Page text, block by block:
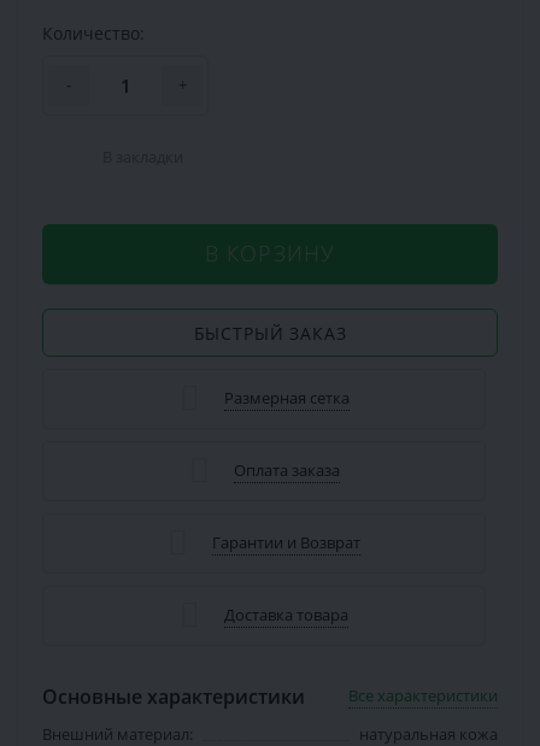
Количество:
- +
В КОРЗИНУ
БЫСТРЫЙ ЗАКАЗ
Размерная сетка
Оплата заказа
Гарантии и Возврат
Доставка товара
Основные характеристики
Все характеристики
Внешний материал:
натуральная кожа